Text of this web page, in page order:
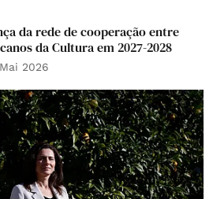
da rede de cooperação entre
da Cultura em 2027-2028
2026